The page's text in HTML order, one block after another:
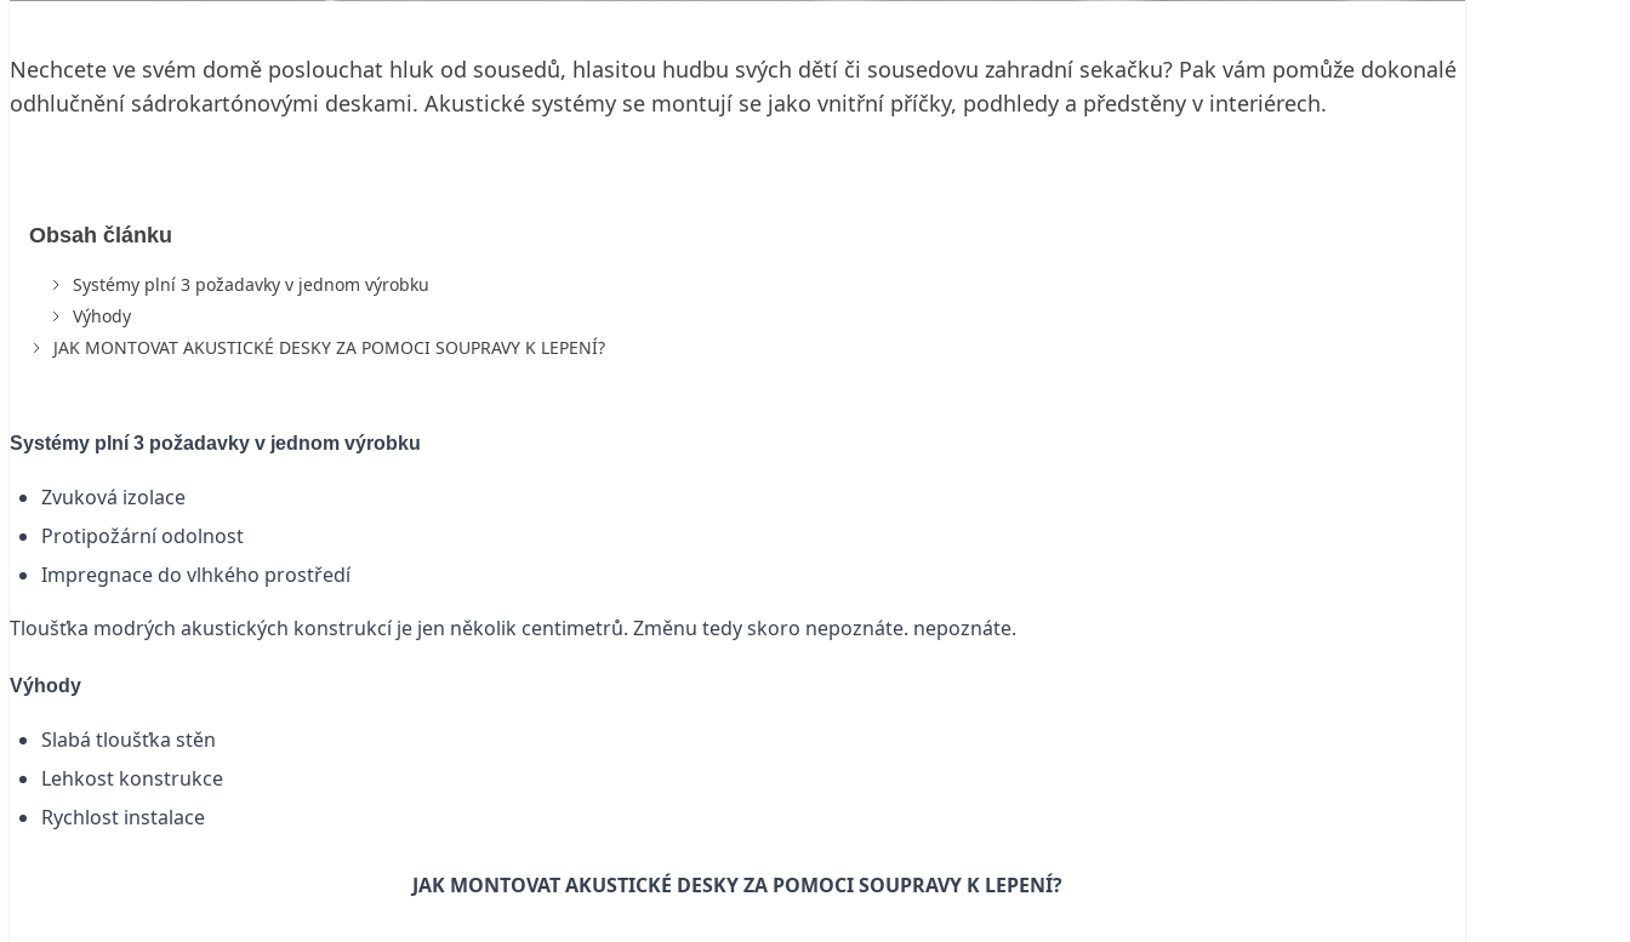
Nechcete ve svém domě poslouchat hluk od sousedů, hlasitou hudbu svých dětí či sousedovu zahradní sekačku? Pak vám pomůže dokonalé
odhlučnění sádrokartónovými deskami. Akustické systémy se montují se jako vnitřní příčky, podhledy a předstěny v interiérech.
Obsah článku
Systémy plní 3 požadavky v jednom výrobku
Výhody
JAK MONTOVAT AKUSTICKÉ DESKY ZA POMOCI SOUPRAVY K LEPENÍ?
Systémy plní 3 požadavky v jednom výrobku
Zvuková izolace
Protipožární odolnost
Impregnace do vlhkého prostředí
Tloušťka modrých akustických konstrukcí je jen několik centimetrů. Změnu tedy skoro nepoznáte. nepoznáte.
Výhody
Slabá tloušťka stěn
Lehkost konstrukce
Rychlost instalace
JAK MONTOVAT AKUSTICKÉ DESKY ZA POMOCI SOUPRAVY K LEPENÍ?